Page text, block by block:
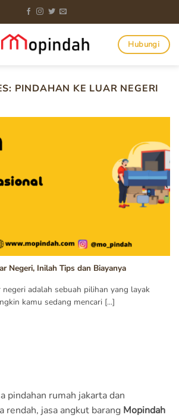
Hubungi
PINDAHAN KE LUAR NEGERI
Negeri, Inilah Tips dan Biayanya
adalah sebuah pilihan yang layak
kamu sedang mencari [...]
pindahan rumah jakarta dan
rendah, jasa angkut barang Mopindah